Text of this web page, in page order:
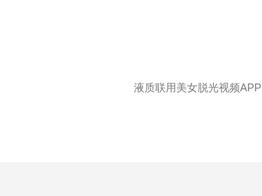
液质联用美女脱光视频APP